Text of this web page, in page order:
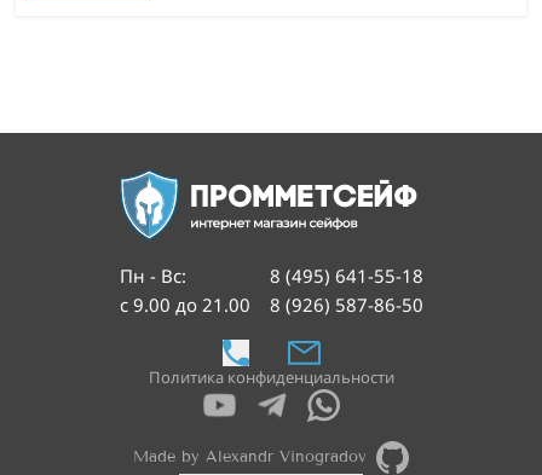
Пн - Вс:
с 9.00 до 21.00
8 (495) 641-55-18
8 (926) 587-86-50
Политика конфиденциальности
Made by Alexandr Vinogradov